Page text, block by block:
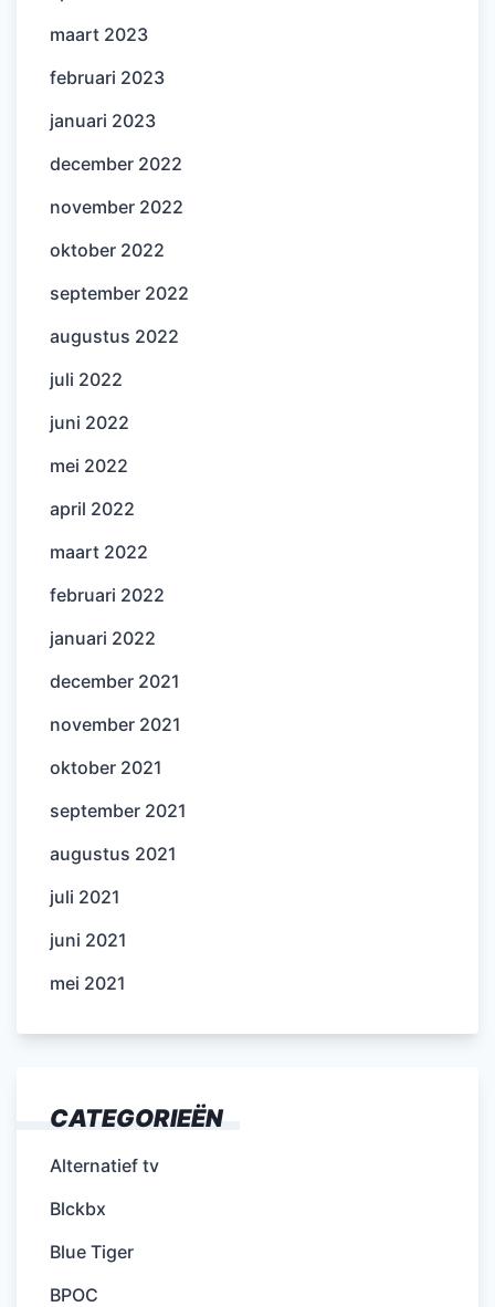
maart 2023
februari 2023
januari 2023
december 2022
november 2022
oktober 2022
september 2022
augustus 2022
juli 2022
juni 2022
mei 2022
april 2022
maart 2022
februari 2022
januari 2022
december 2021
november 2021
oktober 2021
september 2021
augustus 2021
juli 2021
juni 2021
mei 2021
CATEGORIEËN
Alternatief tv
Blckbx
Blue Tiger
BPOC